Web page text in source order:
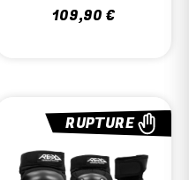
109,90 €
RUPTURE